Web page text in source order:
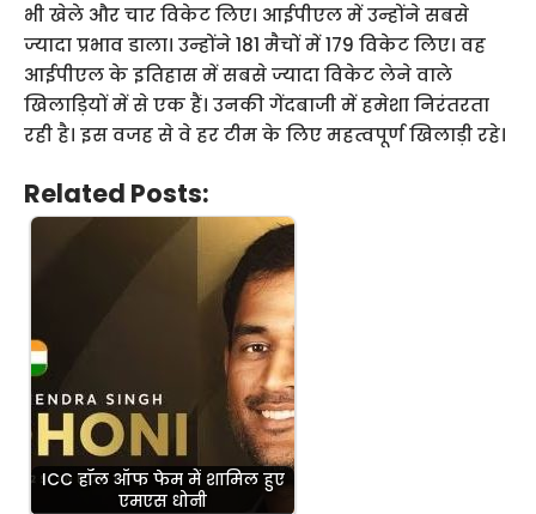
भी खेले और चार विकेट लिए। आईपीएल में उन्होंने सबसे
ज्यादा प्रभाव डाला। उन्होंने 181 मैचों में 179 विकेट लिए। वह
आईपीएल के इतिहास में सबसे ज्यादा विकेट लेने वाले
खिलाड़ियों में से एक हैं। उनकी गेंदबाजी में हमेशा निरंतरता
रही है। इस वजह से वे हर टीम के लिए महत्वपूर्ण खिलाड़ी रहे।
Related Posts:
ICC हॉल ऑफ फेम में शामिल हुए
एमएस धोनी